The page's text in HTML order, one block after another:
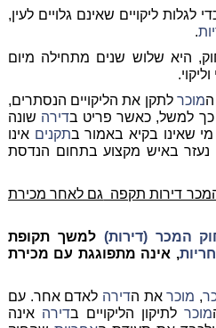
לגלות ליקויים שאינם גלויים לעין,
.
היא שלוש שנים מתחילה מיום
המוכר לתקן את הליקויים הנסתרים,
כך למשל, כאשר פריט בדירה שונה
שאינו בקיא באמור בתקנים אינו
נעזר באיש מקצוע בתחום הנדסת
דירות תקפה גם לאחר מכירת
המכר (דירות) למשך תקופת
, אינה מתפוגגת עם מכירת
, מוכראת הדירה לאדם אחר. עם
מוכר לתיקון הליקויים בדירה אינה